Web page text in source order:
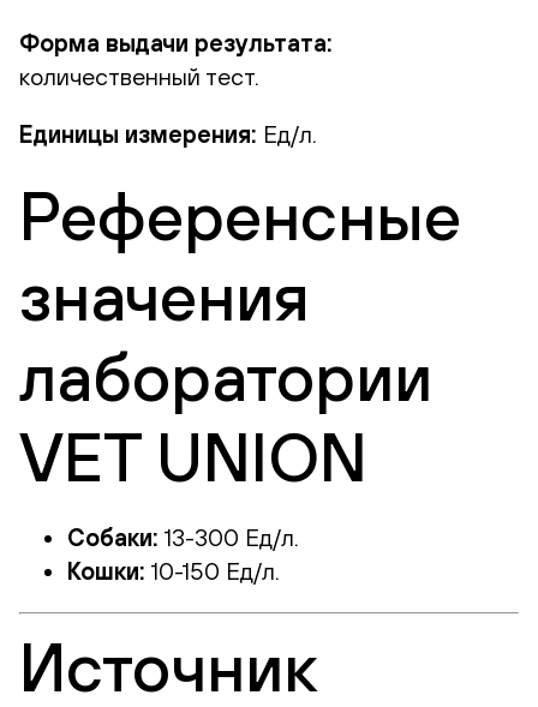
Форма выдачи результата:
количественный тест.
Единицы измерения: Ед/л.
Референсные
значения
лаборатории
VET UNION
Собаки: 13-300 Ед/л.
Кошки: 10-150 Ед/л.
Источник